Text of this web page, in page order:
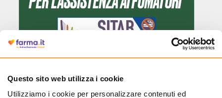
Questo sito web utilizza i cookie
Utilizziamo i cookie per personalizzare contenuti ed
Cliccando il badge, puoi verificare che Farma.it è un'entità regolarmente
medicinali.